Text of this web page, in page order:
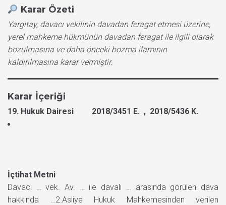
Karar Özeti
Yargıtay, davacı vekilinin davadan feragat etmesi üzerine,
yerel mahkeme hükmünün davadan feragat ile ilgili olarak
bozulmasına ve daha önceki bozma ilamının
kaldırılmasına karar vermiştir.
Karar İçeriği
19. Hukuk Dairesi 2018/3451 E. , 2018/5436 K.
İçtihat Metni
Davacı … vek. Av. … ile davalı … arasında görülen dava
hakkında …2.Asliye Hukuk Mahkemesinden verilen